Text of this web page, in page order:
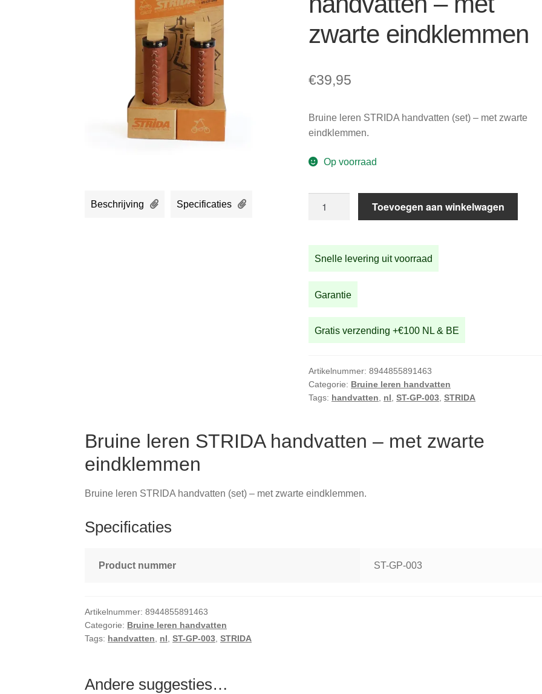
zwarte eindklemmen
€39,95
Bruine leren STRIDA handvatten (set) – met zwarte
eindklemmen.
Op voorraad
handvatten
zwarte
eindklemmen
Toevoegen aan winkelwagen
Snelle levering uit voorraad
Garantie
Gratis verzending +€100 NL & BE
Artikelnummer:8944855891463
Categorie: Bruine leren handvatten
Tags: handvatten nl ,ST-GP-003 ,STRIDA
Beschrijving Specificaties
Bruine leren STRIDA handvatten – met zwarte
eindklemmen
Bruine leren STRIDA handvatten (set) – met zwarte eindklemmen.
Specificaties
Product nummer ST-GP-003
Artikelnummer:8944855891463
Categorie: Bruine leren handvatten
Tags: handvatten, nl,ST-GP-003,STRIDA
Andere suggesties…